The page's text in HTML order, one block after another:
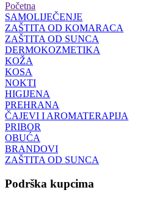
Početna
SAMOLIJEČENJE
ZAŠTITA OD KOMARACA
ZAŠTITA OD SUNCA
DERMOKOZMETIKA
KOŽA
KOSA
NOKTI
HIGIJENA
PREHRANA
ČAJEVI I AROMATERAPIJA
PRIBOR
OBUĆA
BRANDOVI
ZAŠTITA OD SUNCA
Podrška kupcima